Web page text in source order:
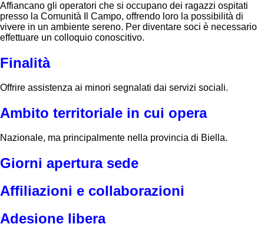
Affiancano gli operatori che si occupano dei ragazzi ospitati
presso la Comunità Il Campo, offrendo loro la possibilità di
vivere in un ambiente sereno. Per diventare soci è necessario
effettuare un colloquio conoscitivo.
Finalità
Offrire assistenza ai minori segnalati dai servizi sociali.
Ambito territoriale in cui opera
Nazionale, ma principalmente nella provincia di Biella.
Giorni apertura sede
Affiliazioni e collaborazioni
Adesione libera